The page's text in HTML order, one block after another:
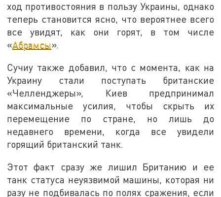
ход противостояния в пользу Украины, однако
теперь становится ясно, что вероятнее всего
все увидят, как они горят, в том числе
«Абрамсы».
Сучиу также добавил, что с момента, как на
Украину стали поступать британские
«Челленджеры», Киев предпринимал
максимальные усилия, чтобы скрыть их
перемещение по стране, но лишь до
недавнего времени, когда все увидели
горящий британский танк.
Этот факт сразу же лишил Британию и ее
танк статуса неуязвимой машины, которая ни
разу не подбивалась по полях сражения, если